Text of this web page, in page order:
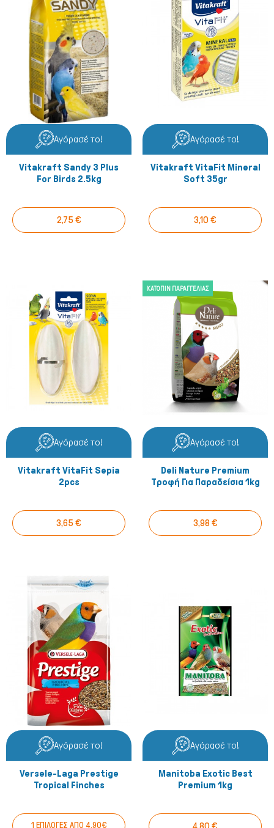
Γάτα
Αγόρασέ το!
Vitakraft Sandy 3 Plus
For Birds 2.5kg
2,75 €
Αγόρασέ το!
Vitakraft VitaFit Mineral
Soft 35gr
3,10 €
Αγόρασέ το!
Vitakraft VitaFit Sepia
2pcs
3,65 €
ΚΑΤΌΠΙΝ ΠΑΡΑΓΓΕΛΊΑΣ
Αγόρασέ το!
Deli Nature Premium
Τροφή Για Παραδείσια 1kg
3,98 €
Αγόρασέ το!
Versele-Laga Prestige
Tropical Finches
1 ΕΠΙΛΟΓΕΣ ΑΠΟ 4.90€
Αγόρασέ το!
Manitoba Exotic Best
Premium 1kg
4,80 €